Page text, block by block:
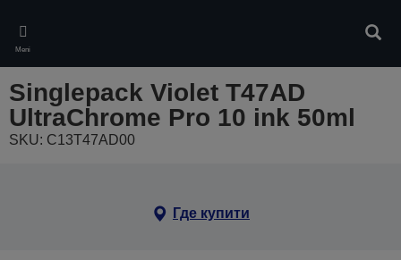
main
content
Meni
Singlepack Violet T47AD
UltraChrome Pro 10 ink 50ml
SKU: C13T47AD00
Где купити